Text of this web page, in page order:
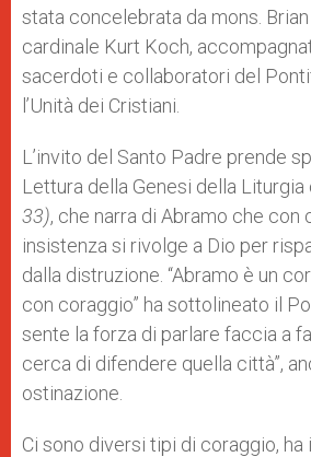
stata concelebrata da mons. Brian
cardinale Kurt Koch,
sacerdoti e collaboratori del
l’Unità dei Cristiani.
L’invito del Santo Padre prende
Lettura della Genesi della Liturgia
33), che narra di Abramo che con
insistenza si rivolge a Dio per
dalla distruzione. “Abramo è un
con coraggio” ha sottolineato il
sente la forza di parlare faccia a
cerca di difendere quella città”,
ostinazione.
Ci sono diversi tipi di coraggio, ha